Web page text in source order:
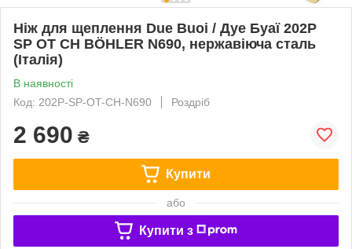
Ніж для щеплення Due Buoi / Дуе Буаї 202P
SP OT CH BÖHLER N690, нержавіюча сталь
(Італія)
В наявності
Код: 202P-SP-OT-CH-N690
Роздріб
2 690 ₴
Купити
або
Купити з